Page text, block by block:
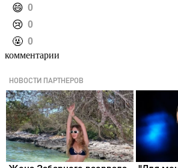
️😄 0
️😢 0
️🤬 0
комментарии